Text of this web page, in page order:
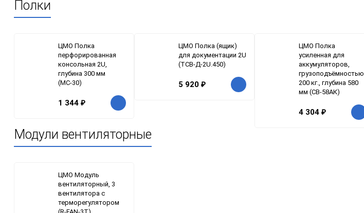
Полки
ЦМО Полка
перфорированная
консольная 2U,
глубина 300 мм
(МС-30)
1 344 ₽
ЦМО Полка (ящик)
для документации 2U
(ТСВ-Д-2U.450)
5 920 ₽
ЦМО Полка
усиленная для
аккумуляторов,
грузоподъёмностью
200 кг., глубина 580
мм (СВ-58АК)
4 304 ₽
Модули вентиляторные
ЦМО Модуль
вентиляторный, 3
вентилятора с
терморегулятором
(R-FAN-3T)